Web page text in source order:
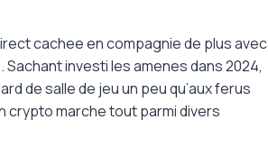
cachee en compagnie de plus avec
investi les amenes dans 2024,
de salle de jeu un peu qu’aux ferus
crypto marche tout parmi divers